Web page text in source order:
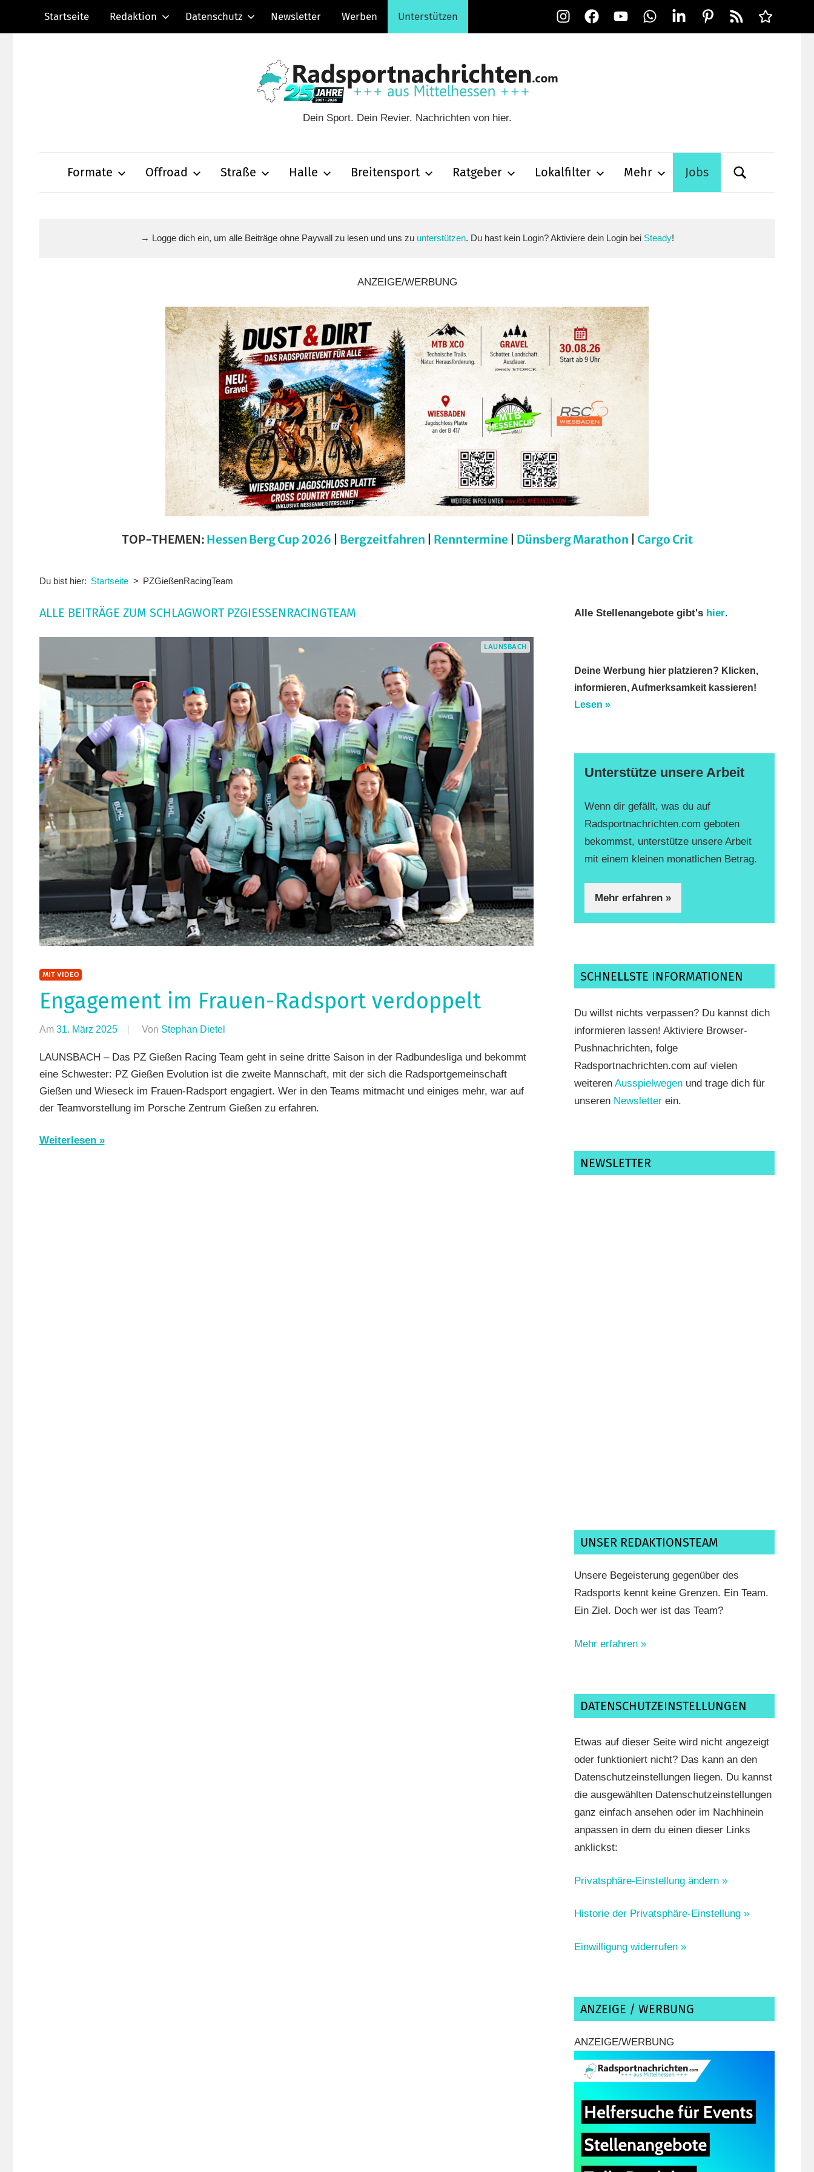
InstagramFacebookYouTubeWhatsAppLinkedInPinterest
RSS-
Feed
Alle
Startseite Redaktion Datenschutz Newsletter Werben Unterstützen
Radsportnachrichten.com
aus
Dein Sport. Dein Revier. Nachrichten von hier.
Formate Offroad Straße Halle Breitensport Ratgeber Lokalfilter Mehr Jobs
→ Logge dich ein, um alle Beiträge ohne Paywall zu lesen und uns zu unterstützen. Du hast kein Login? Aktiviere dein Login bei Steady!
ANZEIGE/WERBUNG
TOP-THEMEN: Hessen Berg Cup 2026 Bergzeitfahren Renntermine Dünsberg Marathon Cargo Crit
Du bist hier: Startseite PZGießenRacingTeam
ALLE BEITRÄGE ZUM SCHLAGWORT PZGIESSENRACINGTEAM
LAUNSBACH
MIT VIDEO
Engagement im Frauen-Radsport verdoppelt
Am 31. März 2025 Von Stephan Dietel
Einzelzeitfahren,
Launsbach ,
Mit
Video,
LAUNSBACH – Das PZ Gießen Racing Team geht in seine dritte Saison in der Radbundesliga und bekommt
eine Schwester: PZ Gießen Evolution ist die zweite Mannschaft, mit der sich die Radsportgemeinschaft
Gießen und Wieseck im Frauen-Radsport engagiert. Wer in den Teams mitmacht und einiges mehr, war auf
der Teamvorstellung im Porsche Zentrum Gießen zu erfahren.
Weiterlesen
Alle Stellenangebote gibt's hier.
Deine Werbung hier platzieren? Klicken,
informieren, Aufmerksamkeit kassieren!
Lesen »
Unterstütze unsere Arbeit
Wenn dir gefällt, was du auf
Radsportnachrichten.com geboten
bekommst, unterstütze unsere Arbeit
mit einem kleinen monatlichen Betrag.
Mehr erfahren »
SCHNELLSTE INFORMATIONEN
Du willst nichts verpassen? Du kannst dich
informieren lassen! Aktiviere Browser-
Pushnachrichten, folge
Radsportnachrichten.com auf vielen
weiteren Ausspielwegen und trage dich für
unseren Newsletter ein.
NEWSLETTER
UNSER REDAKTIONSTEAM
Unsere Begeisterung gegenüber des
Radsports kennt keine Grenzen. Ein Team.
Ein Ziel. Doch wer ist das Team?
Mehr erfahren »
DATENSCHUTZEINSTELLUNGEN
Etwas auf dieser Seite wird nicht angezeigt
oder funktioniert nicht? Das kann an den
Datenschutzeinstellungen liegen. Du kannst
die ausgewählten Datenschutzeinstellungen
ganz einfach ansehen oder im Nachhinein
anpassen in dem du einen dieser Links
anklickst:
Privatsphäre-Einstellung ändern »
Historie der Privatsphäre-Einstellung »
Einwilligung widerrufen »
ANZEIGE / WERBUNG
ANZEIGE/WERBUNG